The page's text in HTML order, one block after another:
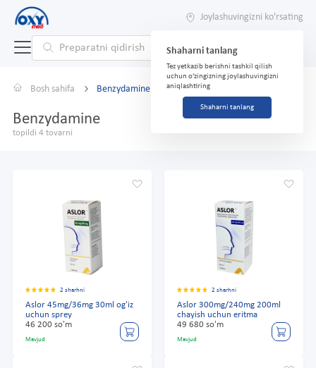
Joylashuvingizni ko'rsating
Shaharni tanlang
Tez yetkazib berishni tashkil qilish
uchun o'zingizning joylashuvingizni
aniqlashtiring
Shaharni tanlang
Bosh sahifa Benzydamine
Benzydamine
topildi 4 tovarni
2 sharhni
Aslor 45mg/36mg 30ml og'iz
uchun sprey
46 200 so'm
Mavjud
2 sharhni
Aslor 300mg/240mg 200ml
chayish uchun eritma
49 680 so'm
Mavjud